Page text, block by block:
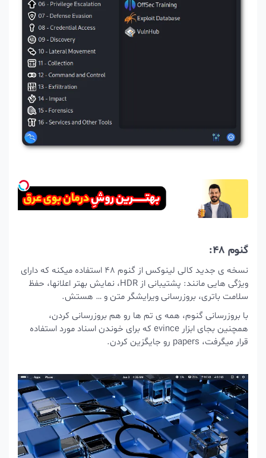
گنوم 48:
نسخه ی جدید کالی لینوکس از گنوم 48 استفاده میکنه که دارای
ویژگی هایی مانند: پشتیبانی از HDR، نمایش بهتر اعلانها، حفظ
سلامت باتری، بروزرسانی ویرایشگر متن و … هستش.
با بروزرسانی گنوم، همه ی تم ها رو هم بروزرسانی کردن،
همچنین بجای ابزار evince که برای خوندن اسناد مورد استفاده
قرار میگرفت، papers رو جایگزین کردن.